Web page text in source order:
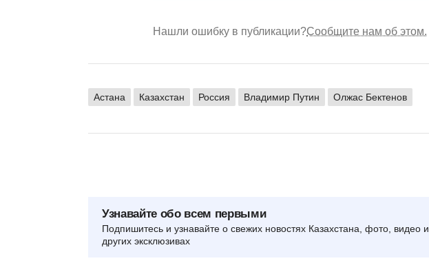
Нашли ошибку в публикации?Сообщите нам об этом.
Астана Казахстан Россия Владимир Путин Олжас Бектенов
Узнавайте обо всем первыми
Подпишитесь и узнавайте о свежих новостях Казахстана, фото, видео и
других эксклюзивах